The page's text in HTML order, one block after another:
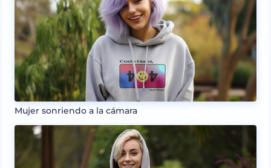
Mujer sonriendo a la cámara